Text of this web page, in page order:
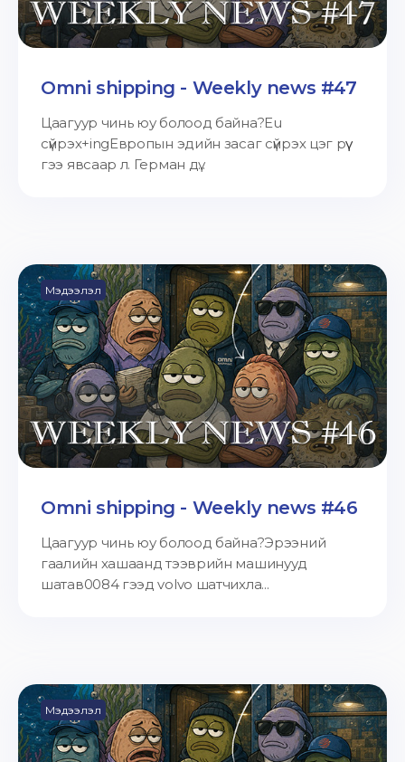
Omni shipping - Weekly news #47
Цаагуур чинь юу болоод байна?Eu
сүйрэх+ingЕвропын эдийн засаг сүйрэх цэг рүү
гээ явсаар л. Герман дү...
Мэдээлэл
Omni shipping - Weekly news #46
Цаагуур чинь юу болоод байна?Эрээний
гаалийн хашаанд тээврийн машинууд
шатав0084 гээд volvo шатчихла...
Мэдээлэл